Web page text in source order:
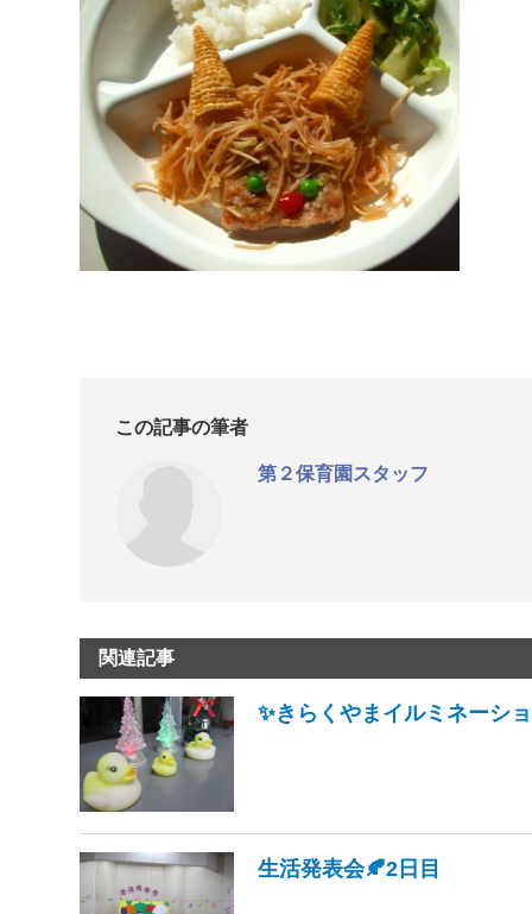
この記事の筆者
第２保育園スタッフ
関連記事
✨きらくやまイルミネーシ
生活発表会🍂2日目